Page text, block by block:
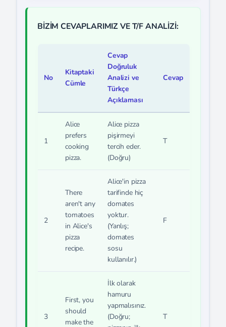
BİZİM CEVAPLARIMIZ VE T/F ANALİZİ:
No
Kitaptaki
Cümle
Cevap
Doğruluk
Analizi ve
Türkçe
Açıklaması
Cevap
1
Alice
prefers
cooking
pizza.
Alice pizza
pişirmeyi
tercih eder.
(Doğru)
T
2
There
aren't any
tomatoes
in Alice's
pizza
recipe.
Alice'in pizza
tarifinde hiç
domates
yoktur.
(Yanlış;
domates
sosu
kullanılır.)
F
3
First, you
should
make the
İlk olarak
hamuru
yapmalısınız.
(Doğru;
T